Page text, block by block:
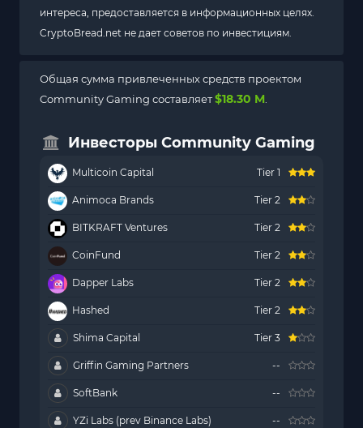
интереса, предоставляется в информационных целях.
CryptoBread.net не дает советов по инвестициям.
Общая сумма привлеченных средств проектом
Community Gaming составляет$18.30 M
Инвесторы Community Gaming
Multicoin Capital Tier 1
Animoca Brands Tier 2
BITKRAFT Ventures Tier 2
CoinFund Tier 2
Dapper Labs Tier 2
Hashed Tier 2
Shima Capital Tier 3
Griffin Gaming Partners --
SoftBank --
YZi Labs (prev Binance Labs) --